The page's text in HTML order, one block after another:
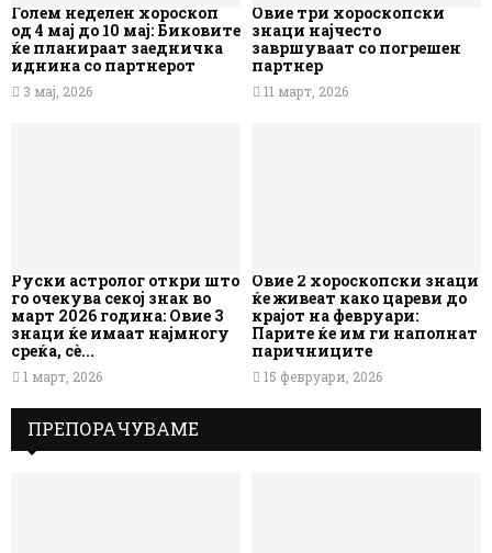
Голем неделен хороскоп
од 4 мај до 10 мај: Биковите
ќе планираат заедничка
иднина со партнерот
3 мај, 2026
Овие три хороскопски
знаци најчесто
завршуваат со погрешен
партнер
11 март, 2026
Руски астролог откри што
го очекува секој знак во
март 2026 година: Овие 3
знаци ќе имаат најмногу
среќа, сè...
1 март, 2026
Овие 2 хороскопски знаци
ќе живеат како цареви до
крајот на февруари:
Парите ќе им ги наполнат
паричниците
15 февруари, 2026
ПРЕПОРАЧУВАМЕ